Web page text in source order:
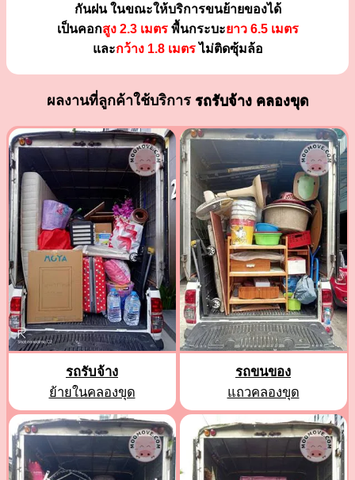
กันฝน ในขณะให้บริการขนย้ายของได้
เป็นคอกสูง 2.3 เมตรพื้นกระบะยาว 6.5 เมตร
และกว้าง 1.8 เมตรไม่ติดซุ้มล้อ
ผลงานที่ลูกค้าใช้บริการ รถรับจ้าง คลองขุด
รถรับจ้าง
ย้ายในคลองขุด
รถขนของ
แถวคลองขุด